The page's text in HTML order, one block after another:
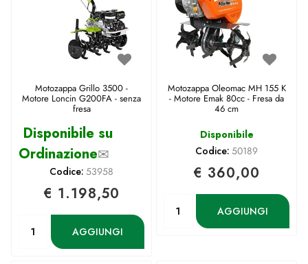
Motozappa Grillo 3500 -
Motore Loncin G200FA - senza
fresa
Disponibile su
Ordinazione✉
Codice: 53958
€ 1.198,50
AGGIUNGI
Motozappa Oleomac MH 155 K
- Motore Emak 80cc - Fresa da
46 cm
Disponibile
Codice: 50189
€ 360,00
AGGIUNGI